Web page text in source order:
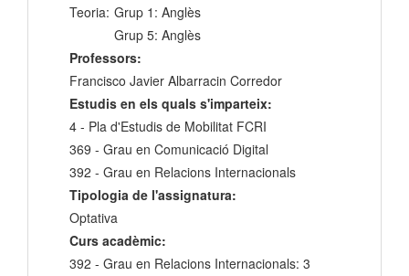
Teoria: Grup 1: Anglès
Grup 5: Anglès
Professors:
Francisco Javier Albarracin Corredor
Estudis en els quals s'imparteix:
4 - Pla d'Estudis de Mobilitat FCRI
369 - Grau en Comunicació Digital
392 - Grau en Relacions Internacionals
Tipologia de l'assignatura:
Optativa
Curs acadèmic:
392 - Grau en Relacions Internacionals: 3